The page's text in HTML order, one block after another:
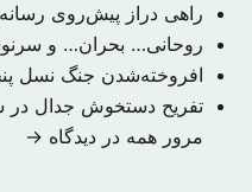
راهی دراز پیش‌روی
روحانی… بحران… و
افروخته‌شدن جنگ نسل
تفریح دستخوش جدال در
مرور همه در دیدگاه →